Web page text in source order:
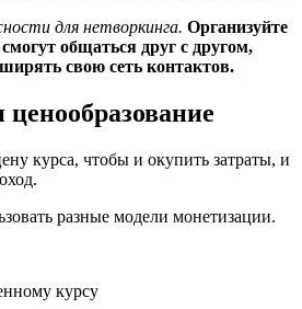
для нетворкинга. Организуйте
общаться друг с другом,
свою сеть контактов.
курса, чтобы и окупить затраты, и
разные модели монетизации.
курсу